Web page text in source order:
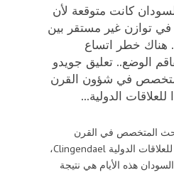
كانت متوقعة لأن
توازن غير مستقر بين
هناك خطر اتساع
الوضع.. تعليق جويدو
في شؤون القرن
الدولية...
المتخصص في القرن
الأفريقي لدى معهد هولندا للعلاقات الدولية Clingendael،
هذه الأيام هي نتيجة